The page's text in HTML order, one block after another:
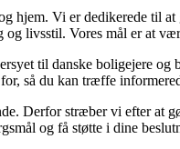
Vi er dedikerede til
livsstil. Vores mål er at
til danske boligejere
så du kan træffe
Derfor stræber vi efter at
og få støtte i dine